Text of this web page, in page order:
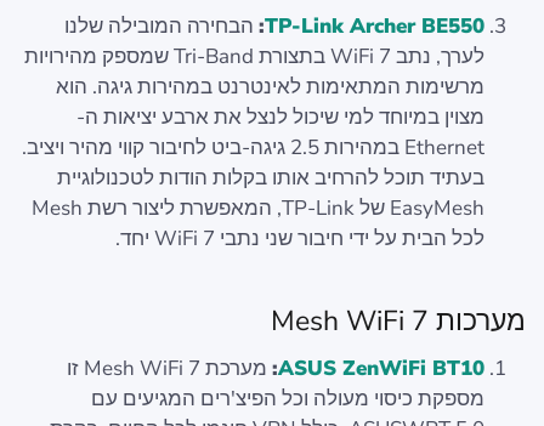
TP-Link Archer BE550
: הבחירה המובילה שלנו
לערך, נתב WiFi 7 בתצורת Tri-Band שמספק מהירויות
מרשימות המתאימות לאינטרנט במהירות גיגה. הוא
מצוין במיוחד למי שיכול לנצל את ארבע יציאות ה-
Ethernet במהירות 2.5 גיגה-ביט לחיבור קווי מהיר ויציב.
בעתיד תוכל להרחיב אותו בקלות הודות לטכנולוגיית
EasyMesh של TP-Link, המאפשרת ליצור רשת Mesh
לכל הבית על ידי חיבור שני נתבי WiFi 7 יחד.
מערכות Mesh WiFi 7
ASUS ZenWiFi BT10
:
מערכת Mesh WiFi 7 זו
מספקת כיסוי מעולה וכל הפיצ'רים המגיעים עם